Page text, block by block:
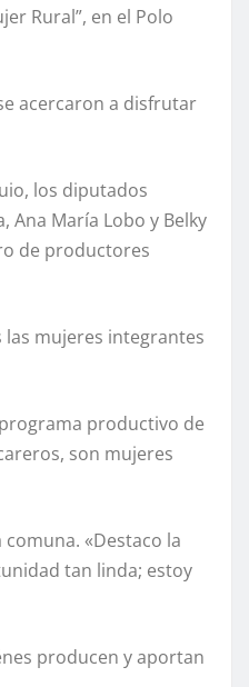
Rural”, en el Polo
acercaron a disfrutar
los diputados
Ana María Lobo y Belky
de productores
mujeres integrantes
productivo de
son mujeres
«Destaco la
tan linda; estoy
producen y aportan